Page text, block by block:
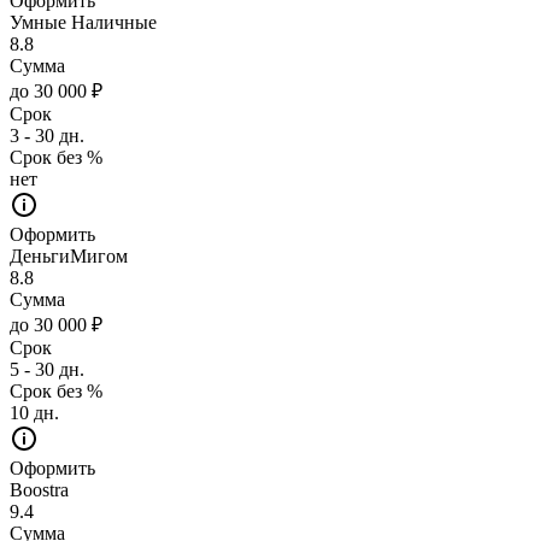
Умные Наличные
8.8
Сумма
до 30 000 ₽
Срок
3 - 30 дн.
Срок без %
нет
Оформить
ДеньгиМигом
8.8
Сумма
до 30 000 ₽
Срок
5 - 30 дн.
Срок без %
10 дн.
Оформить
Boostra
9.4
Сумма